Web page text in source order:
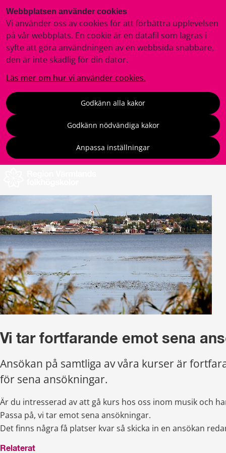
Webbplatsen använder cookies
Vi använder oss av cookies för att förbättra upplevelsen
på vår webbplats. En cookie är en datafil som lagras i
syfte att göra användningen av en webbsida snabbare,
den är inte skadlig för din dator.
Läs mer om hur vi använder cookies.
Godkänn alla kakor
Godkänn nödvändiga kakor
Anpassa inställningar
Vi tar fortfarande emot sena
Ansökan på samtliga av våra kurser är
för sena ansökningar.
Är du intresserad av att gå kurs hos oss inom musik och
Passa på, vi tar emot sena ansökningar.
Det finns några få platser kvar så skicka in en ansökan
Relaterat